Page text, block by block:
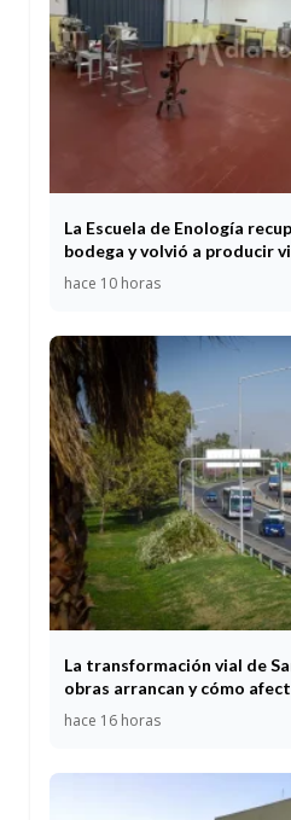
La Escuela de Enología
bodega y volvió a producir
hace 10 horas
La transformación vial de
obras arrancan y cómo
hace 16 horas